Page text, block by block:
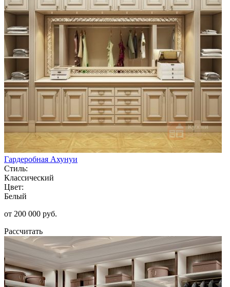
Гардеробная Ахунуи
Стиль:
Классический
Цвет:
Белый
от 200 000 руб.
Рассчитать